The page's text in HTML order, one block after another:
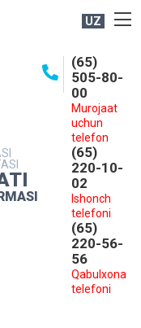
UZ
(65)
505-80-
00
Murojaat
uchun
telefon
(65)
220-10-
02
Ishonch
telefoni
(65)
220-56-
56
Qabulxona
telefoni